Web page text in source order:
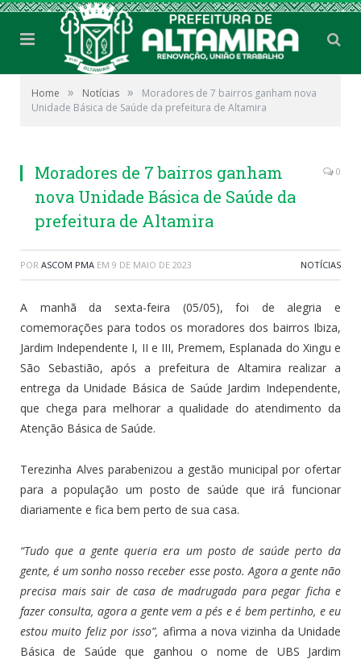
Home » Notícias »
Moradores de 7 bairros ganham nova
Unidade Básica de Saúde da prefeitura de Altamira
Moradores de 7 bairros ganham
nova Unidade Básica de Saúde da
prefeitura de Altamira
0
POR ASCOM PMA EM 9 DE MAIO DE 2023 NOTÍCIAS
A manhã da sexta-feira (05/05), foi de alegria e
comemorações para todos os moradores dos bairros Ibiza,
Jardim Independente I, II e III, Premem, Esplanada do Xingu e
São Sebastião, após a prefeitura de Altamira realizar a
entrega da Unidade Básica de Saúde Jardim Independente,
que chega para melhorar a qualidade do atendimento da
Atenção Básica de Saúde.
Terezinha Alves parabenizou a gestão municipal por ofertar
para a população um posto de saúde que irá funcionar
diariamente e fica bem perto de sua casa.
“Tudo que a gente queria era um posto de saúde perto da
gente, é um sonho nosso receber esse posto. Agora a gente não
precisa mais sair de casa de madrugada para pegar ficha e
fazer consulta, agora a gente vem a pés e é bem pertinho, e eu
estou muito feliz por isso”, afirma a nova vizinha da Unidade
Básica de Saúde que ganhou o nome de UBS Jardim